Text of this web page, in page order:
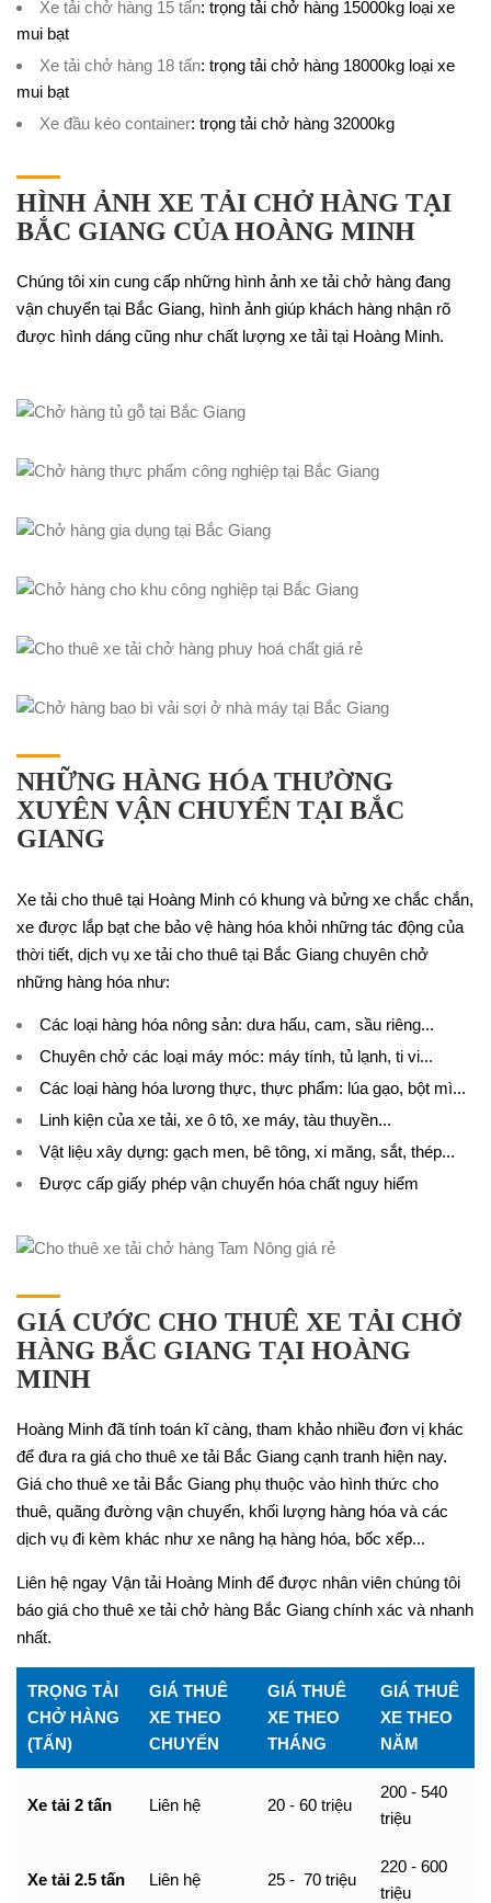
Xe tải chở hàng 15 tấn: trọng tải chở hàng 15000kg loại xe
mui bạt
Xe tải chở hàng 18 tấn: trọng tải chở hàng 18000kg loại xe
mui bạt
Xe đầu kéo container: trọng tải chở hàng 32000kg
HÌNH ẢNH XE TẢI CHỞ HÀNG TẠI
BẮC GIANG CỦA HOÀNG MINH
Chúng tôi xin cung cấp những hình ảnh xe tải chở hàng đang
vận chuyển tại Bắc Giang, hình ảnh giúp khách hàng nhận rõ
được hình dáng cũng như chất lượng xe tải tại Hoàng Minh.
NHỮNG HÀNG HÓA THƯỜNG
XUYÊN VẬN CHUYỂN TẠI BẮC
GIANG
Xe tải cho thuê tại Hoàng Minh có khung và bửng xe chắc chắn,
xe được lắp bạt che bảo vệ hàng hóa khỏi những tác động của
thời tiết, dịch vụ xe tải cho thuê tại Bắc Giang chuyên chở
những hàng hóa như:
Các loại hàng hóa nông sản: dưa hấu, cam, sầu riêng...
Chuyên chở các loại máy móc: máy tính, tủ lạnh, ti vi...
Các loại hàng hóa lương thực, thực phẩm: lúa gạo, bột mì...
Linh kiện của xe tải, xe ô tô, xe máy, tàu thuyền...
Vật liệu xây dựng: gạch men, bê tông, xi măng, sắt, thép...
Được cấp giấy phép vận chuyển hóa chất nguy hiểm
GIÁ CƯỚC CHO THUÊ XE TẢI CHỞ
HÀNG BẮC GIANG TẠI HOÀNG
MINH
Hoàng Minh đã tính toán kĩ càng, tham khảo nhiều đơn vị khác
để đưa ra giá cho thuê xe tải Bắc Giang cạnh tranh hiện nay.
Giá cho thuê xe tải Bắc Giang phụ thuộc vào hình thức cho
thuê, quãng đường vận chuyển, khối lượng hàng hóa và các
dịch vụ đi kèm khác như xe nâng hạ hàng hóa, bốc xếp...
Liên hệ ngay Vận tải Hoàng Minh để được nhân viên chúng tôi
báo giá cho thuê xe tải chở hàng Bắc Giang chính xác và nhanh
nhất.
TRỌNG TẢI
CHỞ HÀNG
(TẤN)
GIÁ THUÊ
XE THEO
CHUYẾN
GIÁ THUÊ
XE THEO
THÁNG
GIÁ THUÊ
XE THEO
NĂM
Xe tải 2 tấn Liên hệ 20 - 60 triệu
200 - 540
triệu
Xe tải 2.5 tấn Liên hệ 25 - 70 triệu
220 - 600
triệu